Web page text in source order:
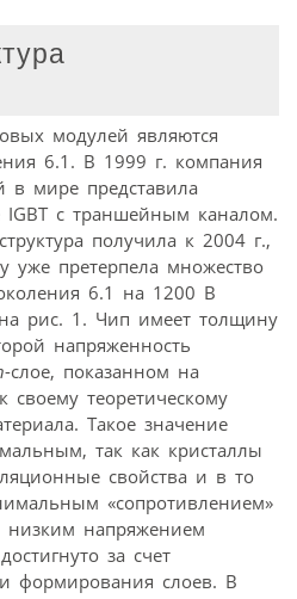
модулей являются
6.1. В 1999 г. компания
в мире представила
IGBT с траншейным каналом.
получила к 2004 г.,
уже претерпела множество
6.1 на 1200 В
рис. 1. Чип имеет толщину
напряженность
-слое, показанном на
своему теоретическому
Такое значение
так как кристаллы
свойства и в то
«сопротивлением»
низким напряжением
за счет
формирования слоев. В